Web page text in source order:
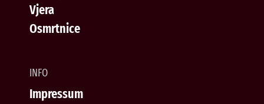
Vjera
Osmrtnice
INFO
Impressum